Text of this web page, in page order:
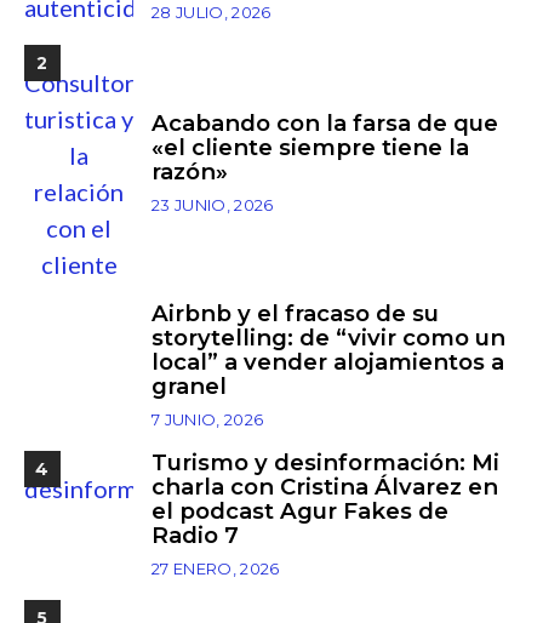
28 JULIO, 2026
2
Acabando con la farsa de que
«el cliente siempre tiene la
razón»
23 JUNIO, 2026
Airbnb y el fracaso de su
storytelling: de “vivir como un
local” a vender alojamientos a
granel
7 JUNIO, 2026
4
Turismo y desinformación: Mi
charla con Cristina Álvarez en
el podcast Agur Fakes de
Radio 7
27 ENERO, 2026